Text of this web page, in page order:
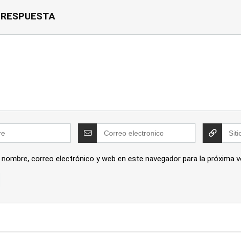
nombre, correo electrónico y web en este navegador para la próxima